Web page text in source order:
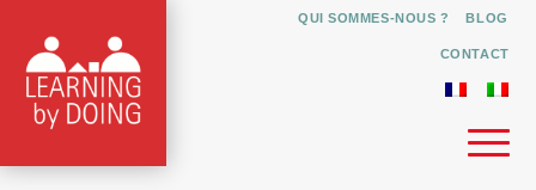
QUI SOMMES-NOUS ? BLOG
CONTACT